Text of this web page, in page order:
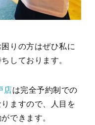
りの方はぜひ私に
しております。
店は完全予約制での
ますので、人目を
できます。